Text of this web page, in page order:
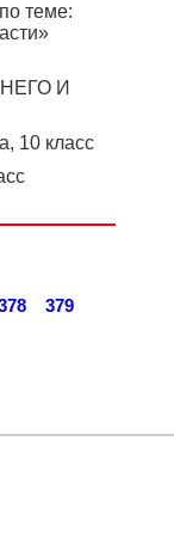
теме:
И
10 класс
379